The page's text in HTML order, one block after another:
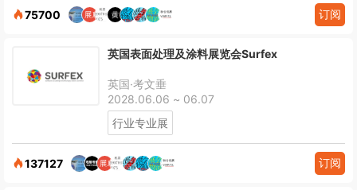
75700 订阅
英国表面处理及涂料展览会Surfex
英国·考文垂
2028.06.06 ~ 06.07
行业专业展
137127 订阅